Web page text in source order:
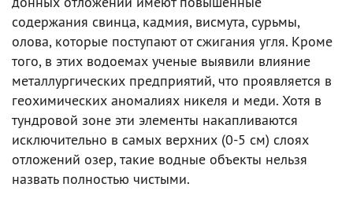
содержания свинца, кадмия, висмута, сурьмы,
олова, которые поступают от сжигания угля. Кроме
того, в этих водоемах ученые выявили влияние
металлургических предприятий, что проявляется в
геохимических аномалиях никеля и меди. Хотя в
тундровой зоне эти элементы накапливаются
исключительно в самых верхних (0-5 см) слоях
отложений озер, такие водные объекты нельзя
назвать полностью чистыми.